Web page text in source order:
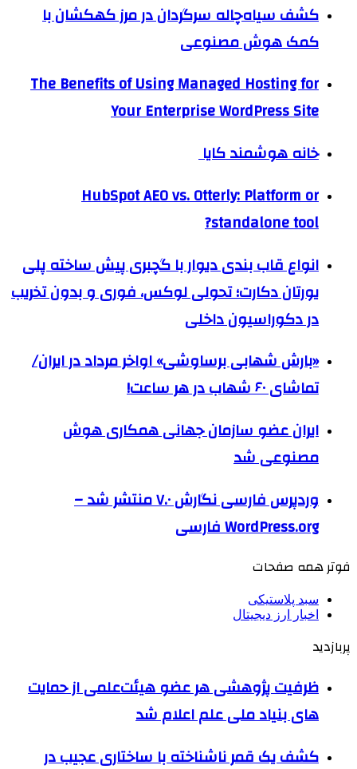
کشف سیاه‌چاله سرگردان در مرز کهکشان با
کمک هوش مصنوعی
The Benefits of Using Managed Hosting for
Your Enterprise WordPress Site
خانه هوشمند کایا
HubSpot AEO vs. Otterly: Platform or
standalone tool?
انواع قاب بندی دیوار با گچبری پیش ساخته پلی
یورتان دکارت؛ تحولی لوکس، فوری و بدون تخریب
در دکوراسیون داخلی
«بارش شهابی برساوشی» اواخر مرداد در ایران/
تماشای ۶۰ شهاب در هر ساعت!
ایران عضو سازمان جهانی همکاری هوش
مصنوعی شد
وردپرس فارسی نگارش ۷.۰ منتشر شد –
WordPress.org فارسی
فوتر همه صفحات
سبد پلاستیکی
اخبار ارز دیجیتال
پربازدید
ظرفیت پژوهشی هر عضو هیئت‌علمی از حمایت
های بنیاد ملی علم اعلام شد
کشف یک قمر ناشناخته با ساختاری عجیب در